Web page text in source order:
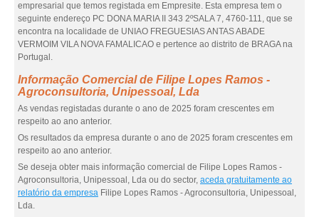
empresarial que temos registada em Empresite. Esta empresa tem o
seguinte endereço PC DONA MARIA II 343 2ºSALA 7, 4760-111, que se
encontra na localidade de UNIAO FREGUESIAS ANTAS ABADE
VERMOIM VILA NOVA FAMALICAO e pertence ao distrito de BRAGA na
Portugal.
Informação Comercial de Filipe Lopes Ramos -
Agroconsultoria, Unipessoal, Lda
As vendas registadas durante o ano de 2025 foram crescentes em
respeito ao ano anterior.
Os resultados da empresa durante o ano de 2025 foram crescentes em
respeito ao ano anterior.
Se deseja obter mais informação comercial de Filipe Lopes Ramos -
Agroconsultoria, Unipessoal, Lda ou do sector, aceda gratuitamente ao
relatório da empresa Filipe Lopes Ramos - Agroconsultoria, Unipessoal,
Lda.